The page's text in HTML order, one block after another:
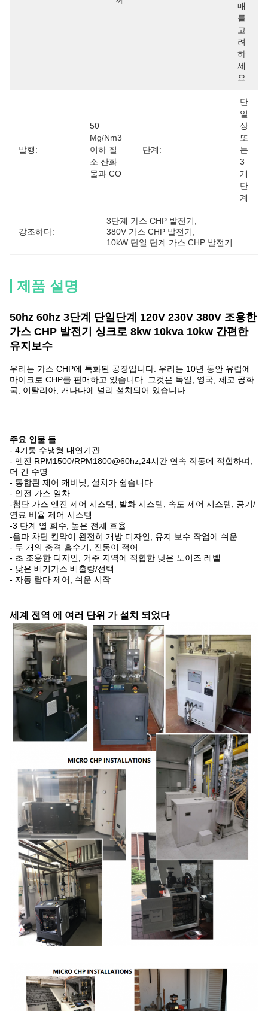
매
를
고
려
하
세
요
발행:
50
Mg/Nm3
이하 질
소 산화
물과 CO
단계:
단
일
상
또
는
3
개
단
계
강조하다:
3단계 가스 CHP 발전기
380V 가스 CHP 발전기
10kW 단일 단계 가스 CHP 발전기
제품 설명
50hz 60hz 3단계 단일단계 120V 230V 380V 조용한
가스 CHP 발전기 싱크로 8kw 10kva 10kw 간편한
유지보수
우리는 가스 CHP에 특화된 공장입니다. 우리는 10년 동안 유럽에
마이크로 CHP를 판매하고 있습니다. 그것은 독일, 영국, 체코 공화
국, 이탈리아, 캐나다에 널리 설치되어 있습니다.
주요 인물 들
- 4기통 수냉형 내연기관
- 엔진 RPM1500/RPM1800@60hz,24시간 연속 작동에 적합하며,
더 긴 수명
- 통합된 제어 캐비닛, 설치가 쉽습니다
- 안전 가스 열차
-첨단 가스 엔진 제어 시스템, 발화 시스템, 속도 제어 시스템, 공기/
연료 비율 제어 시스템
-3 단계 열 회수, 높은 전체 효율
-음파 차단 칸막이 완전히 개방 디자인, 유지 보수 작업에 쉬운
- 두 개의 충격 흡수기, 진동이 적어
- 초 조용한 디자인, 거주 지역에 적합한 낮은 노이즈 레벨
- 낮은 배기가스 배출량/선택
- 자동 람다 제어, 쉬운 시작
세계 전역 에 여러 단위 가 설치 되었다